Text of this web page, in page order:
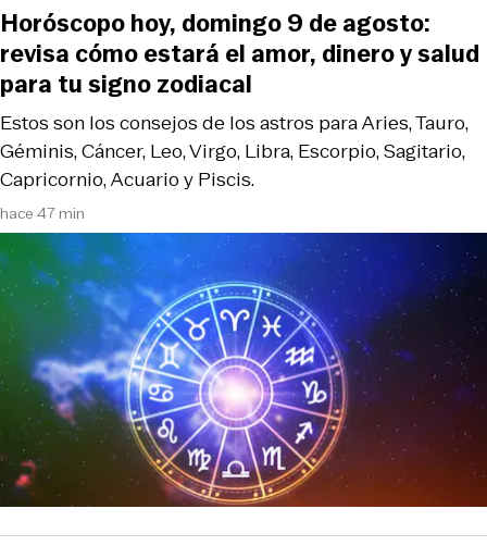
hace 47 min
Estos son los consejos de los astros para Aries, Tauro,
Géminis, Cáncer, Leo, Virgo, Libra, Escorpio, Sagitario,
Capricornio, Acuario y Piscis.
Horóscopo hoy, domingo 9 de agosto:
revisa cómo estará el amor, dinero y salud
para tu signo zodiacal